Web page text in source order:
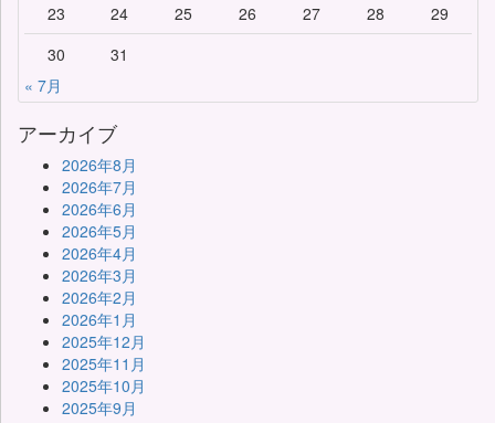
23
24 25 26 27 28
29
30
31
« 7月
アーカイブ
2026年8月
2026年7月
2026年6月
2026年5月
2026年4月
2026年3月
2026年2月
2026年1月
2025年12月
2025年11月
2025年10月
2025年9月